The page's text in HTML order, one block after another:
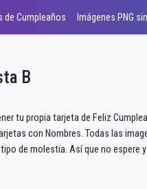
de Cumpleaños Imágenes PNG
B
tu propia tarjeta de Feliz
con Nombres. Todas las
de molestia. Así que no espere